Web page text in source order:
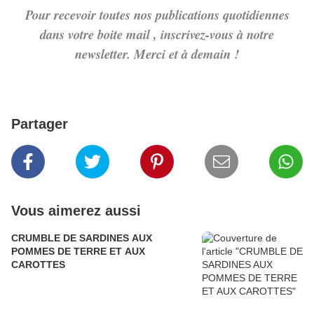
Pour recevoir toutes nos publications quotidiennes
dans votre boite mail , inscrivez-vous à notre
newsletter. Merci et à demain !
Partager
Vous aimerez aussi
CRUMBLE DE SARDINES AUX
POMMES DE TERRE ET AUX
CAROTTES